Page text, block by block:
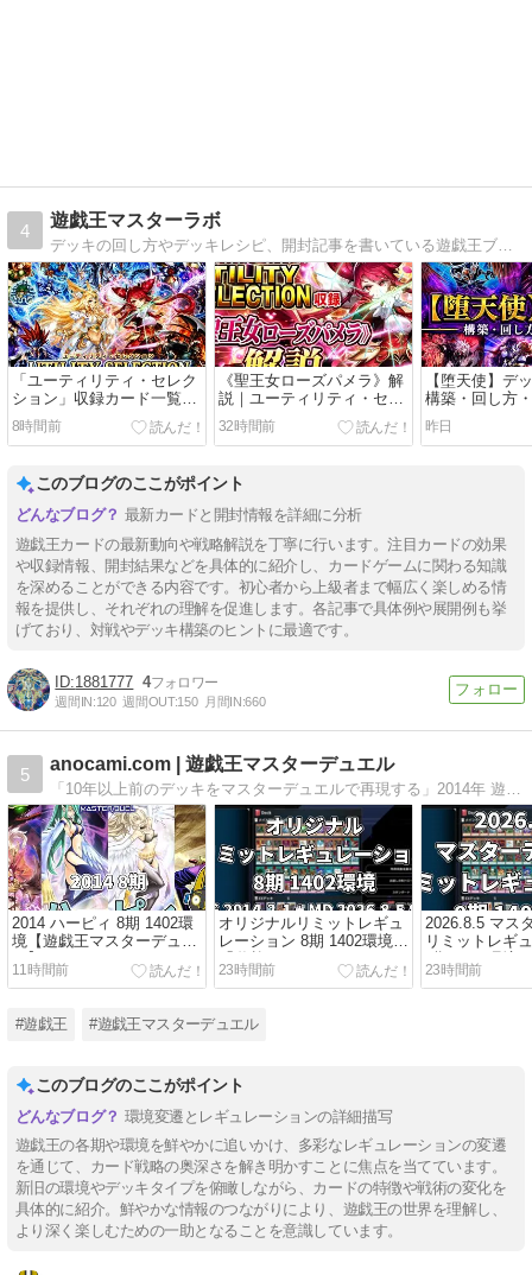
4
遊戯王マスターラボ
デッキの回し方やデッキレシピ、開封記事を書いている遊戯王ブログです。
「ユーティリティ・セレク
ション」収録カード一覧｜
レアリティ・収録テーマま
とめ
8時間前
《聖王女ローズパメラ》解
説｜ユーティリティ・セレ
クション収録
32時間前
【堕天使】デ
構築・回し方
昨日
このブログのここがポイント
最新カードと開封情報を詳細に分析
遊戯王カードの最新動向や戦略解説を丁寧に行います。注目カードの効果
や収録情報、開封結果などを具体的に紹介し、カードゲームに関わる知識
を深めることができる内容です。初心者から上級者まで幅広く楽しめる情
報を提供し、それぞれの理解を促進します。各記事で具体例や展開例も挙
げており、対戦やデッキ構築のヒントに最適です。
1881777 4
週間IN:120 週間OUT:150 月間IN:660
5
anocami.com | 遊戯王マスターデュエル
2014 ハーピィ 8期 1402環
境【遊戯王マスターデュエ
ル】
11時間前
オリジナルリミットレギュ
レーション 8期 1402環境
「遊戯王OCG 2014.2.1 ＋
マスターデュエル 2026.8.5
23時間前
2026.8.5 マス
リミットレギ
8期 1402環境
23時間前
#遊戯王 #遊戯王マスターデュエル
このブログのここがポイント
環境変遷とレギュレーションの詳細描写
遊戯王の各期や環境を鮮やかに追いかけ、多彩なレギュレーションの変遷
を通じて、カード戦略の奥深さを解き明かすことに焦点を当てています。
新旧の環境やデッキタイプを俯瞰しながら、カードの特徴や戦術の変化を
具体的に紹介。鮮やかな情報のつながりにより、遊戯王の世界を理解し、
より深く楽しむための一助となることを意識しています。